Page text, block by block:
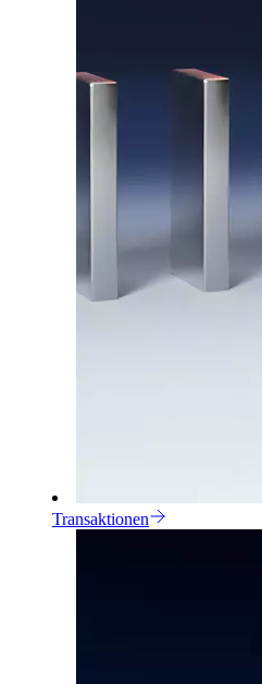
Transaktionen